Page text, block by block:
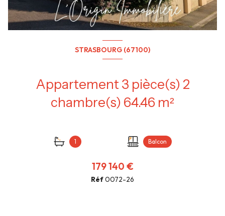
STRASBOURG (67100)
Appartement 3 pièce(s) 2
chambre(s) 64.46 m²
1 Balcon
179 140 €
Réf0072-26